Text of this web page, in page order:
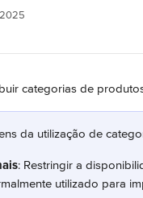
categorias de
da utilização de
: Restringir a
utilizado para